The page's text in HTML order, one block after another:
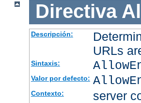
Directiva
Descripción:
URLs
Sintaxis:
Valor por defecto:
Contexto: server